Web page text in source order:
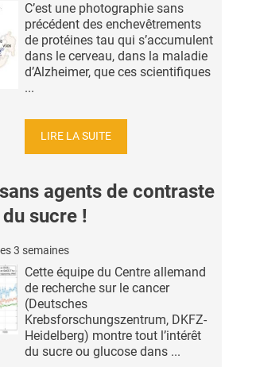
C’est une photographie sans
précédent des enchevêtrements
de protéines tau qui s’accumulent
dans le cerveau, dans la maladie
d’Alzheimer, que ces scientifiques
...
LIRE LA SUITE
agents de contraste
sucre !
3 semaines
Cette équipe du Centre allemand
de recherche sur le cancer
(Deutsches
Krebsforschungszentrum, DKFZ-
Heidelberg) montre tout l’intérêt
du sucre ou glucose dans ...